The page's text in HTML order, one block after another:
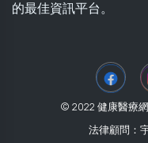
的最佳資訊平台。
© 2022 健康醫療
法律顧問：